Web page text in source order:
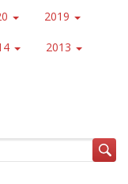
2019
2013